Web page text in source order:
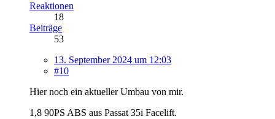
Reaktionen
18
Beiträge
53
13. September 2024 um 12:03
#10
Hier noch ein aktueller Umbau von mir.
1,8 90PS ABS aus Passat 35i Facelift.